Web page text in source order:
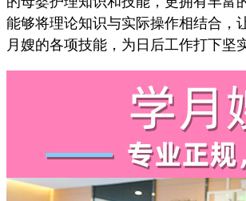
能够将理论知识与实际操作相结合，
月嫂的各项技能，为日后工作打下坚